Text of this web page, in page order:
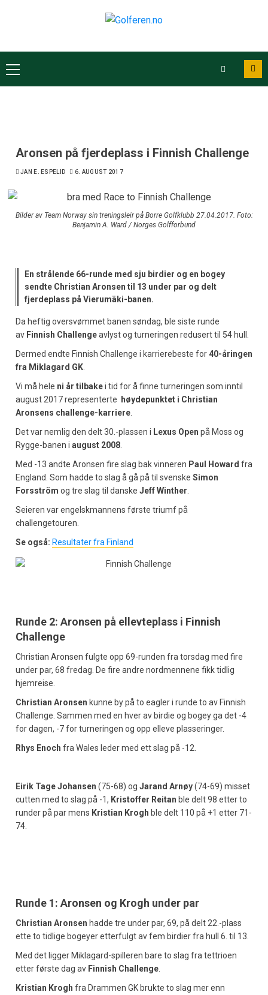
Aronsen på fjerdeplass i Finnish Challenge
JAN E. ESPELID 6. AUGUST 2017
Bilder av Team Norway sin treningsleir på Borre Golfklubb 27.04.2017. Foto:
Benjamin A. Ward / Norges Golfforbund
En strålende 66-runde med sju birdier og en bogey
sendte Christian Aronsen til 13 under par og delt
fjerdeplass på Vierumäki-banen.
Da heftig oversvømmet banen søndag, ble siste runde
av Finnish Challengeavlyst og turneringen redusert til 54 hull.
Dermed endte Finnish Challenge i karrierebeste for40-åringen
fra Miklagard GK
Vi må hele ni år tilbakei tid for å finne turneringen som inntil
august 2017 representerte
høydepunktet i Christian
Aronsens challenge-karriere
Det var nemlig den delt 30.-plassen i Lexus Open på Moss og
Rygge-banen i august 2008
Med -13 andte Aronsen fire slag bak vinneren Paul Howard fra
England. Som hadde to slag å gå på til svenske Simon
Forsström og tre slag til danske Jeff Winther
Seieren var engelskmannens første triumf på
challengetouren.
Se også: Resultater fra Finland
Runde 2: Aronsen på ellevteplass i Finnish
Challenge
Christian Aronsen fulgte opp 69-runden fra torsdag med fire
under par, 68 fredag. De fire andre nordmennene fikk tidlig
hjemreise.
Christian Aronsen kunne by på to eagler i runde to av Finnish
Challenge. Sammen med en hver av birdie og bogey ga det -4
for dagen, -7 for turneringen og opp elleve plasseringer.
Rhys Enoch fra Wales leder med ett slag på -12.
Eirik Tage Johansen (75-68) og Jarand Arnøy(74-69) misset
cutten med to slag på -1, Kristoffer Reitan ble delt 98 etter to
runder på par mens Kristian Krogh ble delt 110 på +1 etter 71-
74.
Runde 1: Aronsen og Krogh under par
Christian Aronsen hadde tre under par, 69, på delt 22.-plass
ette to tidlige bogeyer etterfulgt av fem birdier fra hull 6. til 13.
Med det ligger Miklagard-spilleren bare to slag fra tettrioen
etter første dag av Finnish Challenge
Kristian Krogh fra Drammen GK brukte to slag mer enn